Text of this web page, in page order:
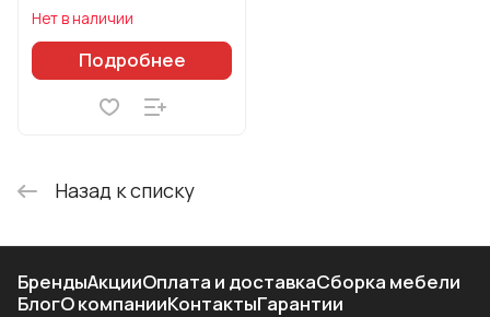
Нет в наличии
Подробнее
Назад к списку
БрендыАкцииОплата и доставкаСборка мебели
БлогО компанииКонтактыГарантии